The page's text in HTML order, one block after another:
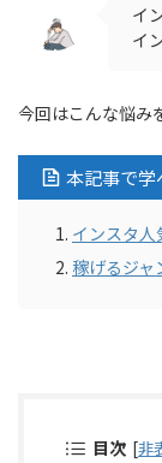
イ
イ
今回はこんな悩み
本記事で学
インスタ人
稼げるジャ
目次 [非